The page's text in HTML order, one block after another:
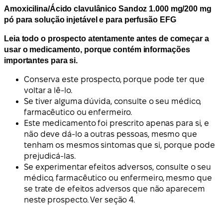
Amoxicilina/Ácido clavulânico Sandoz 1.000 mg/200 mg
pó para solução injetável e para perfusão EFG
Leia todo o prospecto atentamente antes de começar a
usar o medicamento, porque contém informações
importantes para si.
Conserva este prospecto, porque pode ter que
voltar a lê-lo.
Se tiver alguma dúvida, consulte o seu médico,
farmacêutico ou enfermeiro.
Este medicamento foi prescrito apenas para si, e
não deve dá-lo a outras pessoas, mesmo que
tenham os mesmos sintomas que si, porque pode
prejudicá-las.
Se experimentar efeitos adversos, consulte o seu
médico, farmacêutico ou enfermeiro, mesmo que
se trate de efeitos adversos que não aparecem
neste prospecto. Ver seção 4.